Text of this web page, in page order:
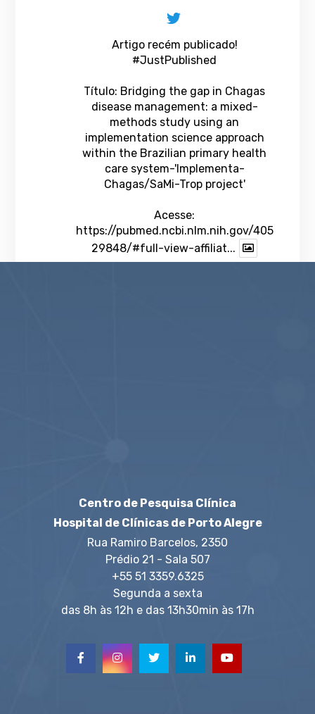
Artigo recém publicado!
#JustPublished
Título: Bridging the gap in Chagas
disease management: a mixed-
methods study using an
implementation science approach
within the Brazilian primary health
care system-'Implementa-
Chagas/SaMi-Trop project'
Acesse:
https://pubmed.ncbi.nlm.nih.gov/405
29848/#full-view-affiliat...
Centro de Pesquisa Clínica
Hospital de Clínicas de Porto Alegre
Rua Ramiro Barcelos, 2350
Prédio 21 - Sala 507
+55 51 3359.6325
Segunda a sexta
das 8h às 12h e das 13h30min às 17h